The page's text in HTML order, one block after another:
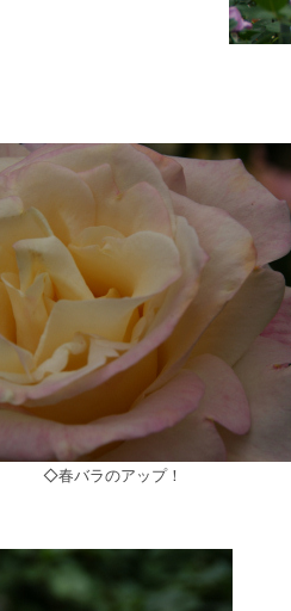
◇春バラのアップ！